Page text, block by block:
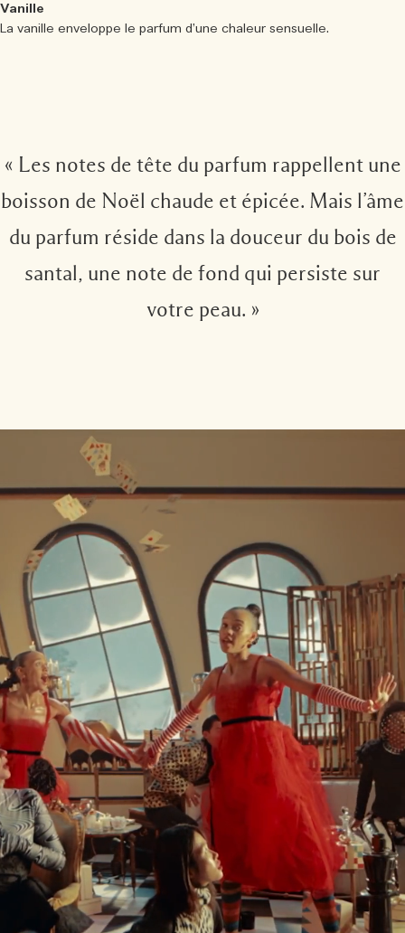
Vanille
La vanille enveloppe le parfum d’une chaleur sensuelle.
« Les notes de tête du parfum rappellent une
boisson de Noël chaude et épicée. Mais l’âme
du parfum réside dans la douceur du bois de
santal, une note de fond qui persiste sur
votre peau. »